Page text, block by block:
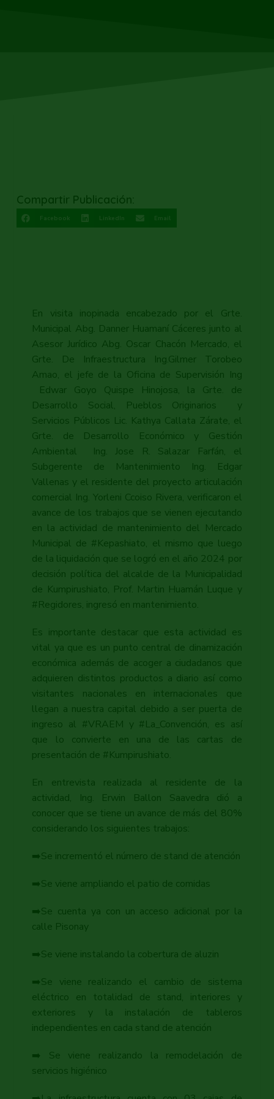
Compartir Publicación:
Facebook LinkedIn Email
En visita inopinada encabezado por el Grte.
Municipal Abg. Danner Huamaní Cáceres junto al
Asesor Jurídico Abg. Oscar Chacón Mercado, el
Grte. De Infraestructura Ing.Gilmer Torobeo
Amao, el jefe de la Oficina de Supervisión Ing
Edwar Goyo Quispe Hinojosa, la Grte. de
Desarrollo Social, Pueblos Originarios y
Servicios Públicos Lic. Kathya Callata Zárate, el
Grte. de Desarrollo Económico y Gestión
Ambiental Ing. Jose R. Salazar Farfán, el
Subgerente de Mantenimiento Ing. Edgar
Vallenas y el residente del proyecto articulación
comercial Ing. Yorleni Ccoiso Rivera, verificaron el
avance de los trabajos que se vienen ejecutando
en la actividad de mantenimiento del Mercado
Municipal de #Kepashiato, el mismo que luego
de la liquidación que se logró en el año 2024 por
decisión política del alcalde de la Municipalidad
de Kumpirushiato, Prof. Martin Huamán Luque y
#Regidores, ingresó en mantenimiento.
Es importante destacar que esta actividad es
vital ya que es un punto central de dinamización
económica además de acoger a ciudadanos que
adquieren distintos productos a diario así como
visitantes nacionales en internacionales que
llegan a nuestra capital debido a ser puerta de
ingreso al #VRAEM y #La_Convención, es así
que lo convierte en una de las cartas de
presentación de #Kumpirushiato.
En entrevista realizada al residente de la
actividad, Ing. Erwin Ballon Saavedra dió a
conocer que se tiene un avance de más del 80%
considerando los siguientes trabajos:
➡️Se incrementó el número de stand de atención
➡️Se viene ampliando el patio de comidas
➡️Se cuenta ya con un acceso adicional por la
calle Pisonay
➡️Se viene instalando la cobertura de aluzin
➡️Se viene realizando el cambio de sistema
eléctrico en totalidad de stand, interiores y
exteriores y la instalación de tableros
independientes en cada stand de atención
➡️ Se viene realizando la remodelación de
servicios higiénico